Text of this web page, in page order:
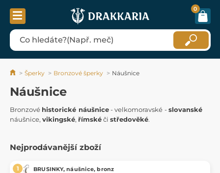
0
Šperky Bronzové šperky Náušnice
Náušnice
Bronzové historické náušnice- velkomoravské -slovanské
náušnice, vikingské, římskéči středověké.
Nejprodávanější zboží
BRUSINKY, náušnice, bronz